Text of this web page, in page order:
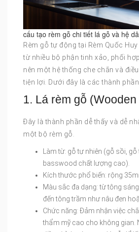
cấu tạo rèm gỗ chi tiết lá gỗ và hệ
Rèm gỗ tự động tại Rèm Quốc
từ nhiều bộ phận tinh xảo, phối
nên một hệ thống che chắn và
tiện lợi. Dưới đây là các thành
1. Lá rèm gỗ (Wooden
Đây là thành phần dễ thấy và dễ
một bộ rèm gỗ.
Làm từ: gỗ tự nhiên (gỗ sồi,
basswood chất lượng cao).
Kích thước phổ biến: rộng
Màu sắc đa dạng: từ tông
đến tông trầm như nâu đen
Chức năng: Đảm nhận việc
thẩm mỹ cao cho không gian.